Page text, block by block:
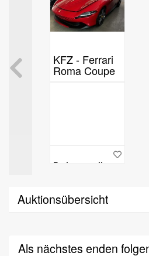
KFZ - Ferrari
Roma Coupe
Preisvorstellung
Auktionsübersicht
Als nächstes enden